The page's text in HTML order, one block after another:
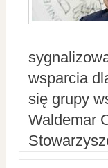
wsparcia
się grupy
Waldemar